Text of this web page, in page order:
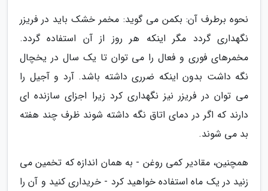
نحوه برطرف آن: بکمن می گوید: مخمر خشک باید در فریزر
نگهداری گردد مگر اینکه هر روز از آن استفاده گردد.
مخمرهای فوری و فعال را می توان تا یک سال در یخچال
نگه داشت بدون اینکه ضرری داشته باشد. آرد و آجیل را
می توان در فریزر نیز نگهداری کرد زیرا اجزای سازنده ای
دارند که اگر در دمای اتاق نگه داشته شوند ظرف چند هفته
بد می شوند.
همچنین، مقادیر کمی روغن - به همان اندازه که تخمین می
زنید در یک ماه استفاده خواهید کرد - خریداری کنید و آن را